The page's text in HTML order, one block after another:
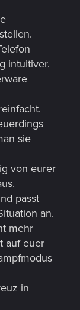
intuitiver.
sie
von eurer
passt
an.
mehr
auf euer
in